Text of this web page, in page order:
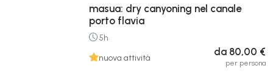
masua: dry canyoning nel canale
porto flavia
5h
nuova attività
da 80,00 €
per persona